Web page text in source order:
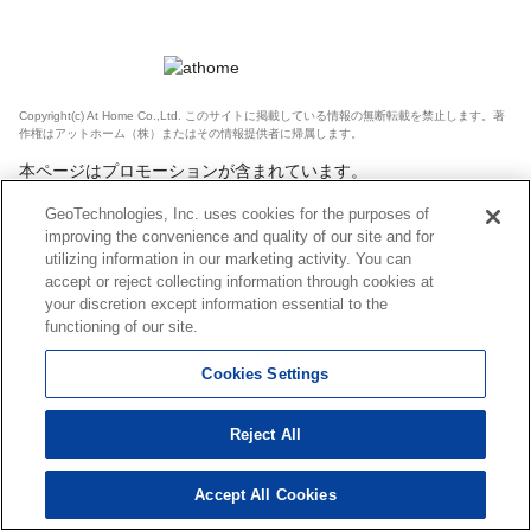
Copyright(c) At Home Co.,Ltd. このサイトに掲載している情報の無断転載を禁止します。著
作権はアットホーム（株）またはその情報提供者に帰属します。
本ページはプロモーションが含まれています。
GeoTechnologies, Inc. uses cookies for the purposes of
improving the convenience and quality of our site and for
utilizing information in our marketing activity. You can
accept or reject collecting information through cookies at
your discretion except information essential to the
functioning of our site.
Cookies Settings
Reject All
Accept All Cookies